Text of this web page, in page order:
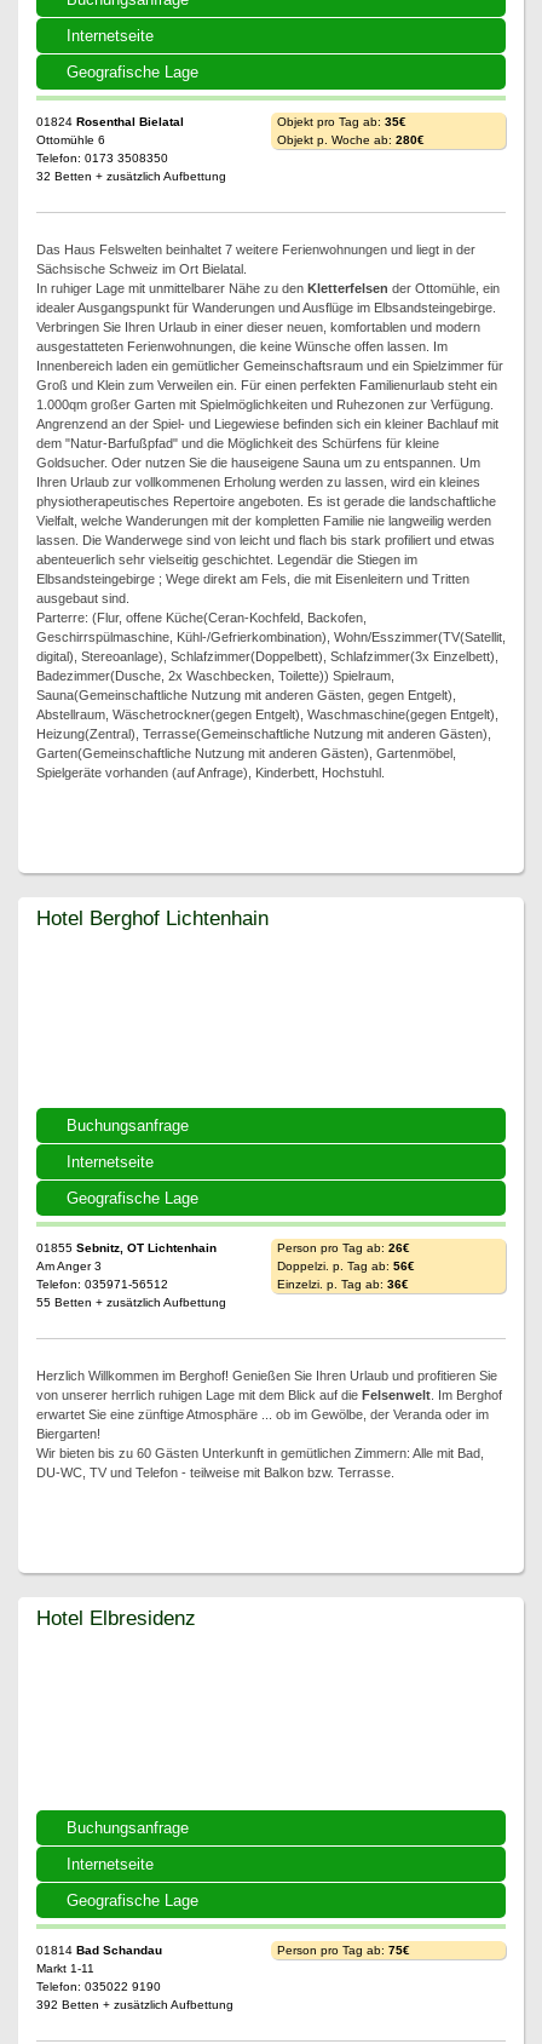
Internetseite
Geografische Lage
01824 Rosenthal Bielatal
Ottomühle 6
Telefon: 0173 3508350
32 Betten + zusätzlich Aufbettung
Objekt pro Tag ab: 35€
Objekt p. Woche ab: 280€
Das Haus Felswelten beinhaltet 7 weitere Ferienwohnungen und liegt in der
Sächsische Schweiz im Ort Bielatal.
In ruhiger Lage mit unmittelbarer Nähe zu den Kletterfelsen der Ottomühle, ein
idealer Ausgangspunkt für Wanderungen und Ausflüge im Elbsandsteingebirge.
Verbringen Sie Ihren Urlaub in einer dieser neuen, komfortablen und modern
ausgestatteten Ferienwohnungen, die keine Wünsche offen lassen. Im
Innenbereich laden ein gemütlicher Gemeinschaftsraum und ein Spielzimmer für
Groß und Klein zum Verweilen ein. Für einen perfekten Familienurlaub steht ein
1.000qm großer Garten mit Spielmöglichkeiten und Ruhezonen zur Verfügung.
Angrenzend an der Spiel- und Liegewiese befinden sich ein kleiner Bachlauf mit
dem "Natur-Barfußpfad" und die Möglichkeit des Schürfens für kleine
Goldsucher. Oder nutzen Sie die hauseigene Sauna um zu entspannen. Um
Ihren Urlaub zur vollkommenen Erholung werden zu lassen, wird ein kleines
physiotherapeutisches Repertoire angeboten. Es ist gerade die landschaftliche
Vielfalt, welche Wanderungen mit der kompletten Familie nie langweilig werden
lassen. Die Wanderwege sind von leicht und flach bis stark profiliert und etwas
abenteuerlich sehr vielseitig geschichtet. Legendär die Stiegen im
Elbsandsteingebirge ; Wege direkt am Fels, die mit Eisenleitern und Tritten
ausgebaut sind.
Parterre: (Flur, offene Küche(Ceran-Kochfeld, Backofen,
Geschirrspülmaschine, Kühl-/Gefrierkombination), Wohn/Esszimmer(TV(Satellit,
digital), Stereoanlage), Schlafzimmer(Doppelbett), Schlafzimmer(3x Einzelbett),
Badezimmer(Dusche, 2x Waschbecken, Toilette)) Spielraum,
Sauna(Gemeinschaftliche Nutzung mit anderen Gästen, gegen Entgelt),
Abstellraum, Wäschetrockner(gegen Entgelt), Waschmaschine(gegen Entgelt),
Heizung(Zentral), Terrasse(Gemeinschaftliche Nutzung mit anderen Gästen),
Garten(Gemeinschaftliche Nutzung mit anderen Gästen), Gartenmöbel,
Spielgeräte vorhanden (auf Anfrage), Kinderbett, Hochstuhl.
Hotel Berghof Lichtenhain
Buchungsanfrage
Internetseite
Geografische Lage
Hotel Berghof Lichtenhain
01855 Sebnitz, OT Lichtenhain
Am Anger 3
Telefon: 035971-56512
55 Betten + zusätzlich Aufbettung
Person pro Tag ab: 26€
Doppelzi. p. Tag ab: 56€
Einzelzi. p. Tag ab: 36€
Herzlich Willkommen im Berghof! Genießen Sie Ihren Urlaub und profitieren Sie
von unserer herrlich ruhigen Lage mit dem Blick auf die Felsenwelt . Im Berghof
erwartet Sie eine zünftige Atmosphäre ... ob im Gewölbe, der Veranda oder im
Biergarten!
Wir bieten bis zu 60 Gästen Unterkunft in gemütlichen Zimmern: Alle mit Bad,
DU-WC, TV und Telefon - teilweise mit Balkon bzw. Terrasse.
Hotel Elbresidenz
Buchungsanfrage
Internetseite
Geografische Lage
Hotel Elbresidenz
01814 Bad Schandau
Markt 1-11
Telefon: 035022 9190
392 Betten + zusätzlich Aufbettung
Person pro Tag ab: 75€